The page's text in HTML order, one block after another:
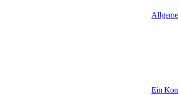
Ein